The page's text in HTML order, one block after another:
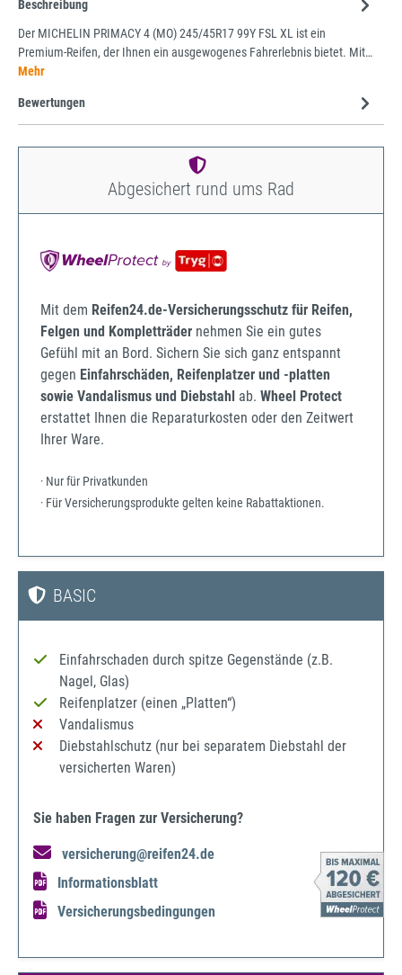
Beschreibung
Der MICHELIN PRIMACY 4 (MO) 245/45R17 99Y FSL XL ist ein
Premium-Reifen, der Ihnen ein ausgewogenes Fahrerlebnis bietet. Mit…
Mehr
Bewertungen
Abgesichert rund ums Rad
Mit dem Reifen24.de-Versicherungsschutz für Reifen,
Felgen und Kompletträder nehmen Sie ein gutes
Gefühl mit an Bord. Sichern Sie sich ganz entspannt
gegen Einfahrschäden, Reifenplatzer und -platten
sowie Vandalismus und Diebstahl ab. Wheel Protect
erstattet Ihnen die Reparaturkosten oder den Zeitwert
Ihrer Ware.
· Nur für Privatkunden
· Für Versicherungsprodukte gelten keine Rabattaktionen.
BASIC
Einfahrschaden durch spitze Gegenstände (z.B.
Nagel, Glas)
Reifenplatzer (einen „Platten“)
Vandalismus
Diebstahlschutz (nur bei separatem Diebstahl der
versicherten Waren)
Sie haben Fragen zur Versicherung?
versicherung@reifen24.de
Informationsblatt
Versicherungsbedingungen